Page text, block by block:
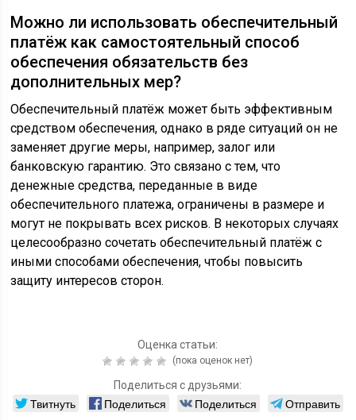
Можно ли использовать обеспечительный
платёж как самостоятельный способ
обеспечения обязательств без
дополнительных мер?
Обеспечительный платёж может быть эффективным
средством обеспечения, однако в ряде ситуаций он не
заменяет другие меры, например, залог или
банковскую гарантию. Это связано с тем, что
денежные средства, переданные в виде
обеспечительного платежа, ограничены в размере и
могут не покрывать всех рисков. В некоторых случаях
целесообразно сочетать обеспечительный платёж с
иными способами обеспечения, чтобы повысить
защиту интересов сторон.
Оценка статьи:
(пока оценок нет)
Поделиться с друзьями:
Твитнуть Поделиться Поделиться
Отправить